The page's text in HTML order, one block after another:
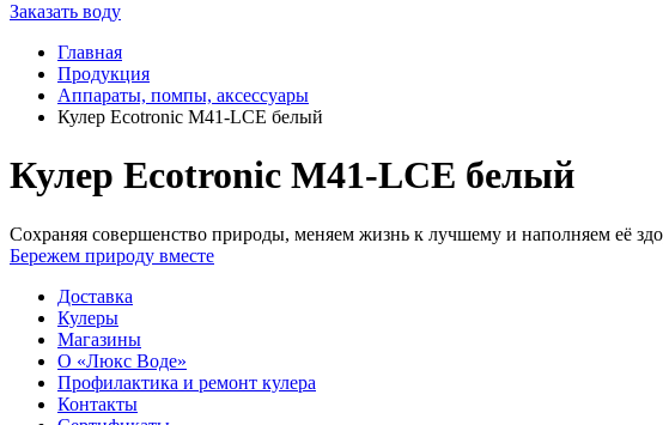
Заказать воду
Главная
Продукция
Аппараты, помпы, аксессуары
Кулер Ecotronic M41-LCE белый
Кулер Ecotronic M41-LCE белый
Сохраняя совершенство природы, меняем жизнь к лучшему и наполняем её
Бережем природу вместе
Доставка
Кулеры
Магазины
О «Люкс Воде»
Профилактика и ремонт кулера
Контакты